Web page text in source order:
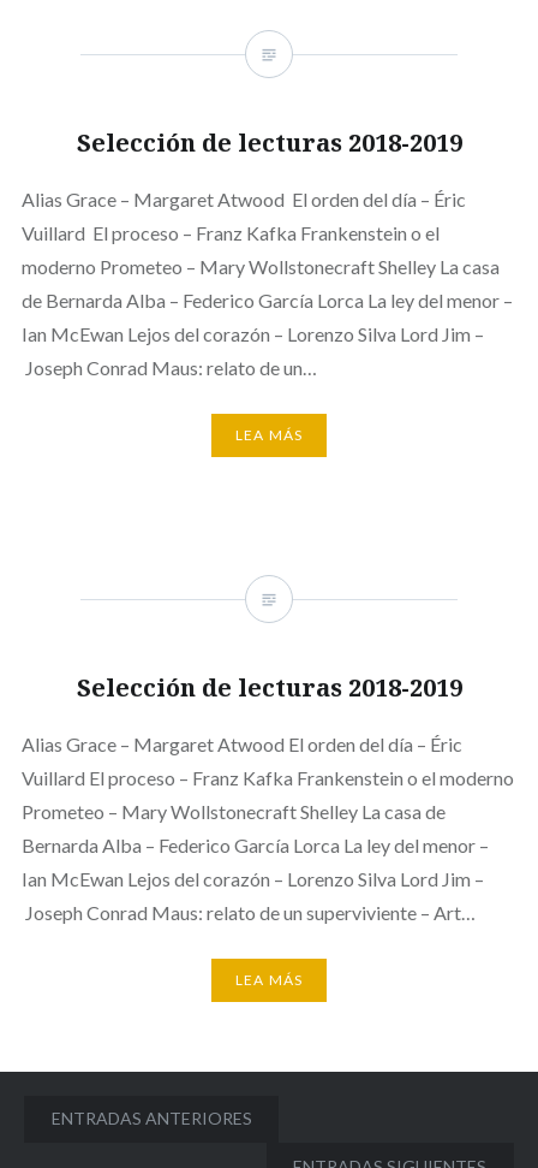
Selección de lecturas 2018-2019
Alias Grace – Margaret Atwood El orden del día – Éric
Vuillard El proceso – Franz Kafka Frankenstein o el
moderno Prometeo – Mary Wollstonecraft Shelley La casa
de Bernarda Alba – Federico García Lorca La ley del menor –
Ian McEwan Lejos del corazón – Lorenzo Silva Lord Jim –
Joseph Conrad Maus: relato de un…
LEA MÁS
Selección de lecturas 2018-2019
Alias Grace – Margaret Atwood El orden del día – Éric
Vuillard El proceso – Franz Kafka Frankenstein o el moderno
Prometeo – Mary Wollstonecraft Shelley La casa de
Bernarda Alba – Federico García Lorca La ley del menor –
Ian McEwan Lejos del corazón – Lorenzo Silva Lord Jim –
Joseph Conrad Maus: relato de un superviviente – Art…
LEA MÁS
Navegación
ENTRADAS ANTERIORES